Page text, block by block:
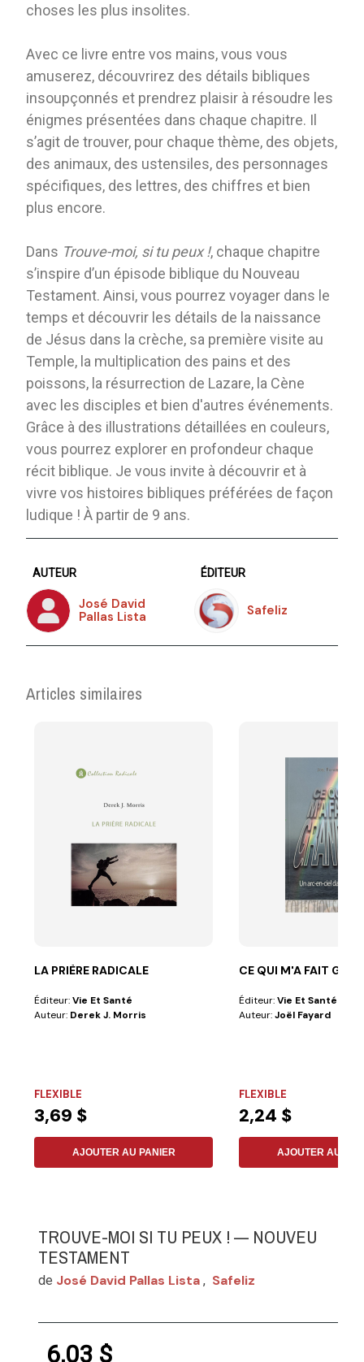
choses les plus insolites.
Avec ce livre entre vos mains, vous vous
amuserez, découvrirez des détails bibliques
insoupçonnés et prendrez plaisir à résoudre les
énigmes présentées dans chaque chapitre. Il
s’agit de trouver, pour chaque thème, des objets,
des animaux, des ustensiles, des personnages
spécifiques, des lettres, des chiffres et bien
plus encore.
Dans Trouve-moi, si tu peux !, chaque chapitre
s’inspire d’un épisode biblique du Nouveau
Testament. Ainsi, vous pourrez voyager dans le
temps et découvrir les détails de la naissance
de Jésus dans la crèche, sa première visite au
Temple, la multiplication des pains et des
poissons, la résurrection de Lazare, la Cène
avec les disciples et bien d'autres événements.
Grâce à des illustrations détaillées en couleurs,
vous pourrez explorer en profondeur chaque
récit biblique. Je vous invite à découvrir et à
vivre vos histoires bibliques préférées de façon
ludique ! À partir de 9 ans.
AUTEUR
José David
Pallas Lista
ÉDITEUR
Safeliz
Articles similaires
LA PRIÈRE RADICALE
Éditeur:Vie Et Santé
Auteur: Derek J. Morris
FLEXIBLE
3,69 $
AJOUTER AU PANIER
CE QUI M'A FAIT
Éditeur:Vie Et Santé
Auteur:Joël Fayard
FLEXIBLE
2,24 $
AJOUTER AU
TROUVE-MOI SI TU PEUX ! — NOUVEU
TESTAMENT
de José David Pallas Lista , Safeliz
6,03 $